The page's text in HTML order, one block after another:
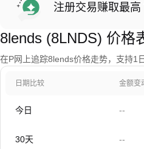
注册交易赚取最
8lends (8LNDS) 价格
在P网上追踪8lends价格走势，支持1
日期比较 金额变
今日 --
30天 --